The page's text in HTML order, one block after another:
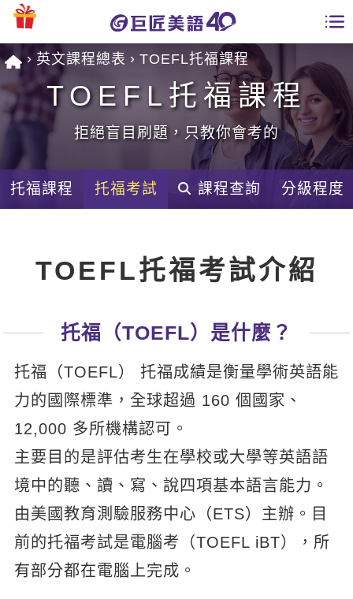
課程總覽
英文課程總表
商用英文
TOEIC 多益課程
IELTS 雅思課程
GEPT 全民英檢課程
TOEFL 托福課程
能力養成
自然發音
英文聽力養成
開口溜英文
旅遊英文
基礎字彙
情境閱讀
特色課程
主題課程
英語俱樂部
ECAM
Let's Talk
線上真人
日語
韓語
外語即時通
更多
企業訓練
點讀筆教材
開課查詢
英文部落格
多益秒學堂
影音學英文
英文能力測驗
學習分享
學員故事
學員讚出來
活動花絮
校園贊助
企業服務
學員專區
英文課程總表 TOEFL托福課程
TOEFL托福課程
拒絕盲目刷題，只教你會考的
托福課程 托福考試 課程查詢 分級程度
TOEFL托福考試介紹
托福（TOEFL）是什麼？
托福（TOEFL） 托福成績是衡量學術英語能
力的國際標準，全球超過 160 個國家、
12,000 多所機構認可。
主要目的是評估考生在學校或大學等英語語
境中的聽、讀、寫、說四項基本語言能力。
由美國教育測驗服務中心（ETS）主辦。目
前的托福考試是電腦考（TOEFL iBT），所
有部分都在電腦上完成。